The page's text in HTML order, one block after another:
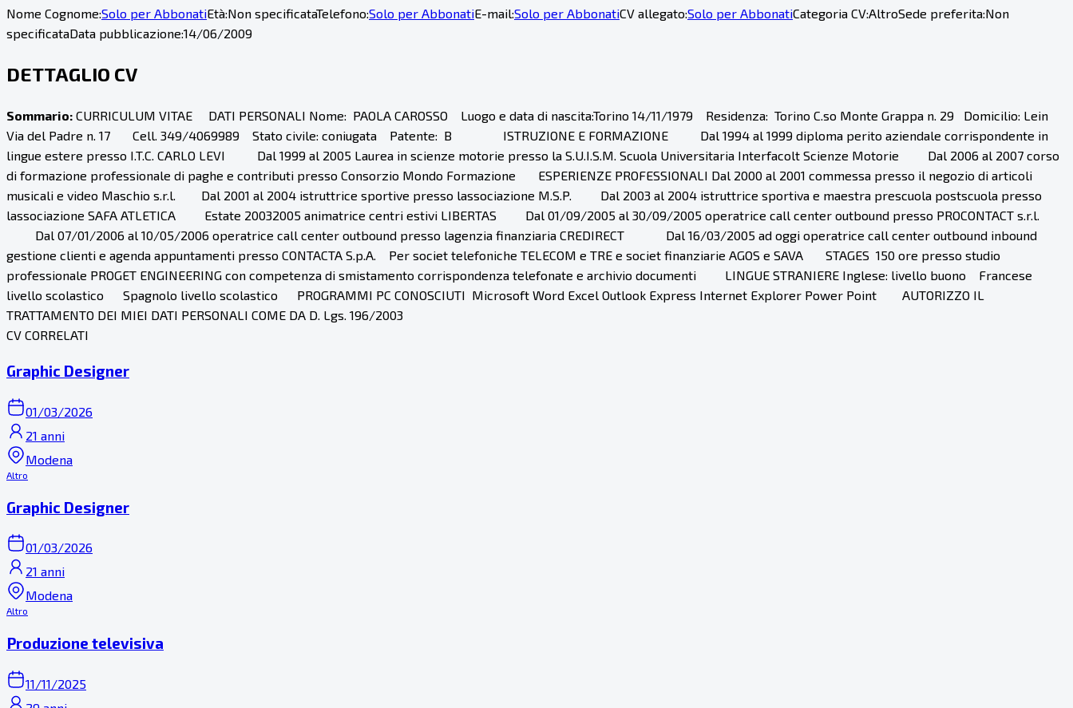
Nome Cognome:Solo per AbbonatiEtà:Non specificataTelefono:Solo per AbbonatiE-mail:Solo per AbbonatiCV allegato:Solo per AbbonatiCategoria CV:AltroSede preferita:Non
specificataData pubblicazione:14/06/2009
DETTAGLIO CV
Sommario: CURRICULUM VITAE DATI PERSONALI Nome: PAOLA CAROSSO Luogo e data di nascita:Torino 14/11/1979 Residenza: Torino C.so Monte Grappa n. 29 Domicilio: Lein
Via del Padre n. 17 Cell. 349/4069989 Stato civile: coniugata Patente: B ISTRUZIONE E FORMAZIONE Dal 1994 al 1999 diploma perito aziendale corrispondente in
lingue estere presso I.T.C. CARLO LEVI Dal 1999 al 2005 Laurea in scienze motorie presso la S.U.I.S.M. Scuola Universitaria Interfacolt Scienze Motorie Dal 2006 al 2007 corso
di formazione professionale di paghe e contributi presso Consorzio Mondo Formazione ESPERIENZE PROFESSIONALI Dal 2000 al 2001 commessa presso il negozio di articoli
musicali e video Maschio s.r.l. Dal 2001 al 2004 istruttrice sportive presso lassociazione M.S.P. Dal 2003 al 2004 istruttrice sportiva e maestra prescuola postscuola presso
lassociazione SAFA ATLETICA Estate 20032005 animatrice centri estivi LIBERTAS Dal 01/09/2005 al 30/09/2005 operatrice call center outbound presso PROCONTACT s.r.l.
Dal 07/01/2006 al 10/05/2006 operatrice call center outbound presso lagenzia finanziaria CREDIRECT Dal 16/03/2005 ad oggi operatrice call center outbound inbound
gestione clienti e agenda appuntamenti presso CONTACTA S.p.A. Per societ telefoniche TELECOM e TRE e societ finanziarie AGOS e SAVA STAGES 150 ore presso studio
professionale PROGET ENGINEERING con competenza di smistamento corrispondenza telefonate e archivio documenti LINGUE STRANIERE Inglese: livello buono Francese
livello scolastico Spagnolo livello scolastico PROGRAMMI PC CONOSCIUTI Microsoft Word Excel Outlook Express Internet Explorer Power Point AUTORIZZO IL
TRATTAMENTO DEI MIEI DATI PERSONALI COME DA D. Lgs. 196/2003
CV CORRELATI
Graphic Designer
01/03/2026
21 anni
Modena
Altro
Graphic Designer
01/03/2026
21 anni
Modena
Altro
Produzione televisiva
11/11/2025